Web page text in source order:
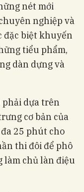
nét mới
nghiệp và
đặc biệt khuyến
tiểu phẩm,
dàn dựng và
phải dựa trên
cơ bản của
25 phút cho
thi đôi để phô
làm chủ làn điệu